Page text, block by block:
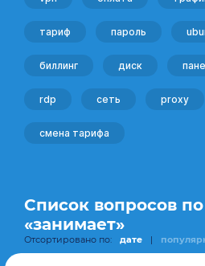
тариф пароль
биллинг диск
rdp сеть proxy
смена тарифа
Список вопросов по
«занимает»
Отсортировано по: дате |